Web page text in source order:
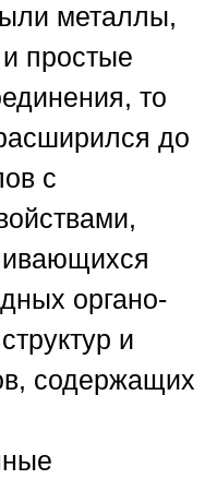
металлы,
простые
то
до
с
органо-
и
содержащих